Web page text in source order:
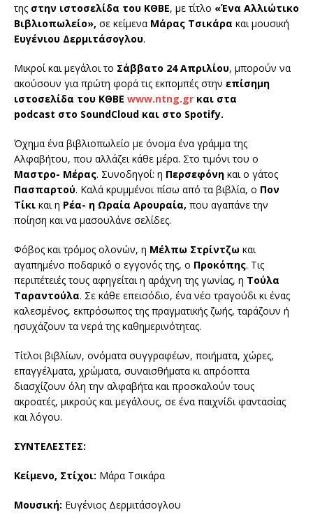
της στην ιστοσελίδα του ΚΘΒΕ, με τίτλο «Ένα Αλλιώτικο
Βιβλιοπωλείο», σε κείμενα Μάρας Τσικάρα και μουσική
Ευγένιου Δερμιτάσογλου.
Mικροί και μεγάλοι το Σάββατο 24 Απριλίου, μπορούν να
ακούσουν για πρώτη φορά τις εκπομπές στην επίσημη
ιστοσελίδα του ΚΘΒΕ www.ntng.gr και στα
podcast στο SoundCloud και στο Spotify.
Όχημα ένα βιβλιοπωλείο με όνομα ένα γράμμα της
Αλφαβήτου, που αλλάζει κάθε μέρα. Στο τιμόνι του ο
Μαστρο- Μέρας. Συνοδηγοί: η Περσεφόνη και ο γάτος
Πασπαρτού. Καλά κρυμμένοι πίσω από τα βιβλία, ο Πον
Τίκι και η Ρέα- η Ωραία Αρουραία, που αγαπάνε την
ποίηση και να μασουλάνε σελίδες.
Φόβος και τρόμος ολονών, η Μέλπω Στρίντζω και
αγαπημένο ποδαρικό ο εγγονός της, ο Προκόπης. Τις
περιπέτειές τους αφηγείται η αράχνη της γωνίας, η Τούλα
Ταραντούλα. Σε κάθε επεισόδιο, ένα νέο τραγούδι κι ένας
καλεσμένος, εκπρόσωπος της πραγματικής ζωής, ταράζουν ή
ησυχάζουν τα νερά της καθημερινότητας.
Τίτλοι βιβλίων, ονόματα συγγραφέων, ποιήματα, χώρες,
επαγγέλματα, χρώματα, συναισθήματα κι απρόοπτα
διασχίζουν όλη την αλφαβήτα και προσκαλούν τους
ακροατές, μικρούς και μεγάλους, σε ένα παιχνίδι φαντασίας
και λόγου.
ΣΥΝΤΕΛΕΣΤΕΣ:
Κείμενο, Στίχοι: Μάρα Τσικάρα
Μουσική: Ευγένιος Δερμιτάσογλου